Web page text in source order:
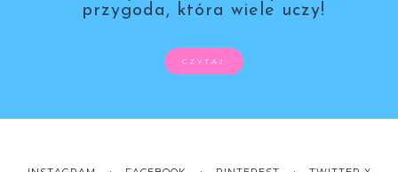
przygoda, która wiele uczy!
CZYTAJ